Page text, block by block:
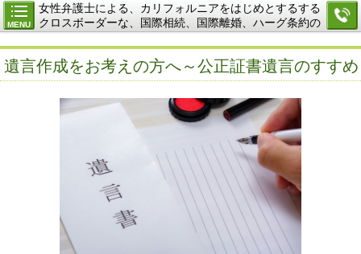
MENU
女性弁護士による、カリフォルニアをはじめとするする
クロスボーダーな、国際相続、国際離婚、ハーグ条約の
遺言作成をお考えの方へ～公正証書遺言のすすめ